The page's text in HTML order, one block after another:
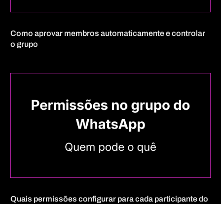
Como aprovar membros automaticamente e controlar
o grupo
Quais permissões configurar para cada participante do